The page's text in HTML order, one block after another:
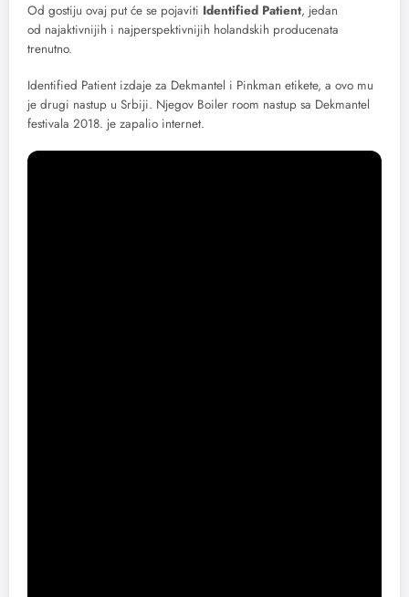
Od gostiju ovaj put će se pojaviti Identified Patient, jedan
od najaktivnijih i najperspektivnijih holandskih producenata
trenutno.
Identified Patient izdaje za Dekmantel i Pinkman etikete, a ovo mu
je drugi nastup u Srbiji. Njegov Boiler room nastup sa Dekmantel
festivala 2018. je zapalio internet.